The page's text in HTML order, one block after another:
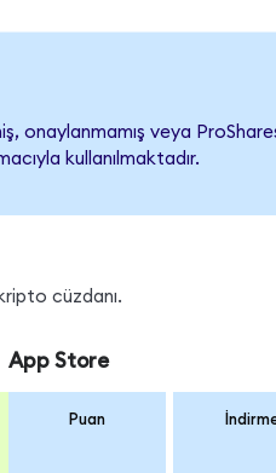
onaylanmamış veya
kullanılmaktadır.
cüzdanı.
App Store
Puan